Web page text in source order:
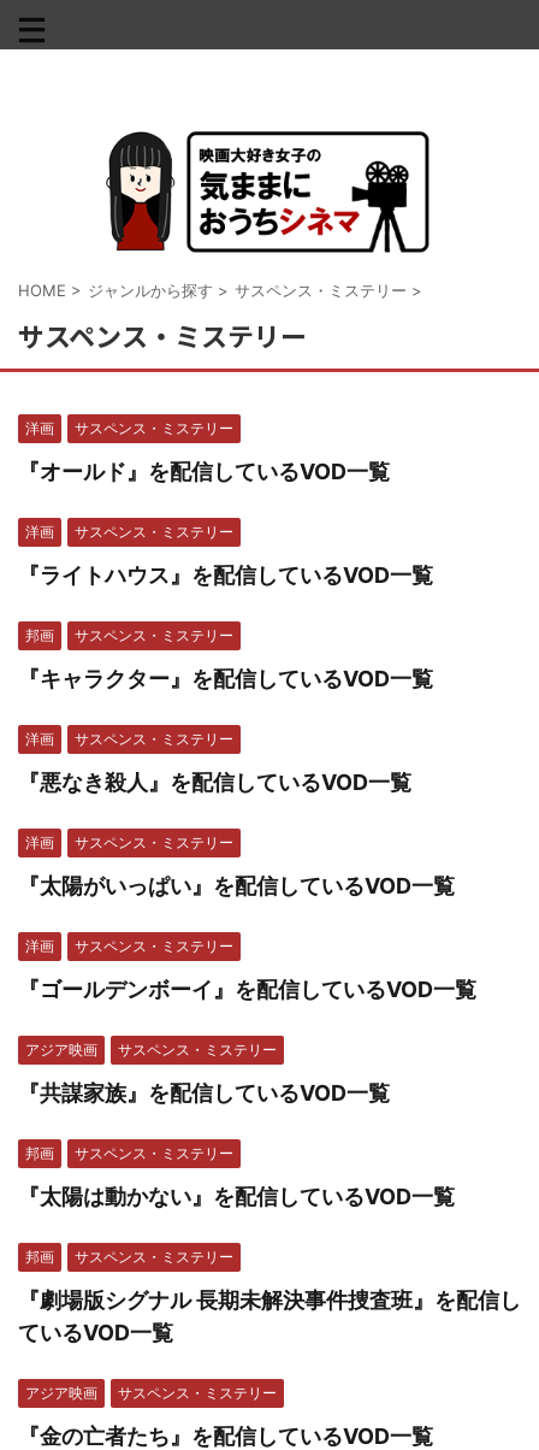
HOME > ジャンルから探す > サスペンス・ミステリー >
サスペンス・ミステリー
洋画 サスペンス・ミステリー
『オールド』を配信しているVOD一覧
洋画 サスペンス・ミステリー
『ライトハウス』を配信しているVOD一覧
邦画 サスペンス・ミステリー
『キャラクター』を配信しているVOD一覧
洋画 サスペンス・ミステリー
『悪なき殺人』を配信しているVOD一覧
洋画 サスペンス・ミステリー
『太陽がいっぱい』を配信しているVOD一覧
洋画 サスペンス・ミステリー
『ゴールデンボーイ』を配信しているVOD一覧
アジア映画 サスペンス・ミステリー
『共謀家族』を配信しているVOD一覧
邦画 サスペンス・ミステリー
『太陽は動かない』を配信しているVOD一覧
邦画 サスペンス・ミステリー
『劇場版シグナル 長期未解決事件捜査班』を配信し
ているVOD一覧
アジア映画 サスペンス・ミステリー
『金の亡者たち』を配信しているVOD一覧